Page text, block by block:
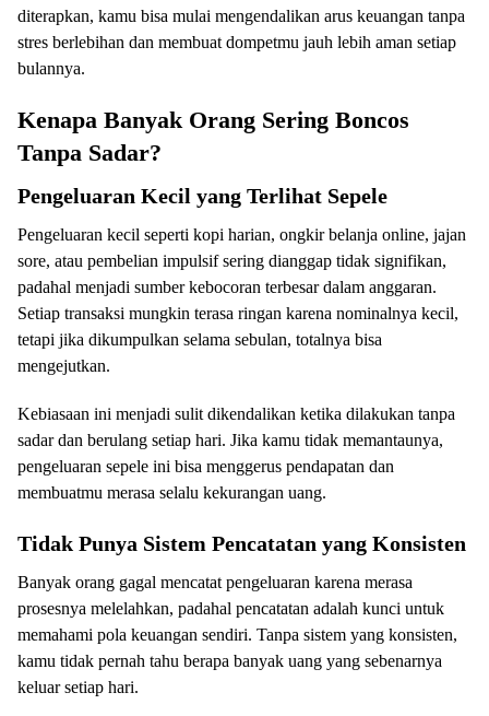
diterapkan, kamu bisa mulai mengendalikan arus keuangan tanpa
stres berlebihan dan membuat dompetmu jauh lebih aman setiap
bulannya.
Kenapa Banyak Orang Sering Boncos
Tanpa Sadar?
Pengeluaran Kecil yang Terlihat Sepele
Pengeluaran kecil seperti kopi harian, ongkir belanja online, jajan
sore, atau pembelian impulsif sering dianggap tidak signifikan,
padahal menjadi sumber kebocoran terbesar dalam anggaran.
Setiap transaksi mungkin terasa ringan karena nominalnya kecil,
tetapi jika dikumpulkan selama sebulan, totalnya bisa
mengejutkan.
Kebiasaan ini menjadi sulit dikendalikan ketika dilakukan tanpa
sadar dan berulang setiap hari. Jika kamu tidak memantaunya,
pengeluaran sepele ini bisa menggerus pendapatan dan
membuatmu merasa selalu kekurangan uang.
Tidak Punya Sistem Pencatatan yang Konsisten
Banyak orang gagal mencatat pengeluaran karena merasa
prosesnya melelahkan, padahal pencatatan adalah kunci untuk
memahami pola keuangan sendiri. Tanpa sistem yang konsisten,
kamu tidak pernah tahu berapa banyak uang yang sebenarnya
keluar setiap hari.